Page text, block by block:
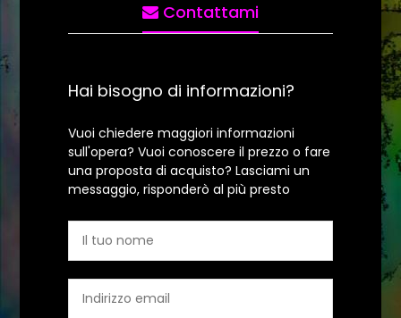
Contattami
Hai bisogno di informazioni?
Vuoi chiedere maggiori informazioni
sull'opera? Vuoi conoscere il prezzo o fare
una proposta di acquisto? Lasciami un
messaggio, risponderò al più presto